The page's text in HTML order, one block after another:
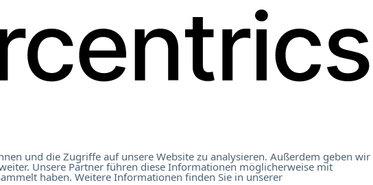
und die Zugriffe auf unsere Website zu analysieren. Außerdem geben wir
Unsere Partner führen diese Informationen möglicherweise mit
haben. Weitere Informationen finden Sie in unserer